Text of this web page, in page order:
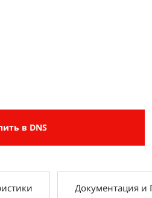
в DNS
Документация и